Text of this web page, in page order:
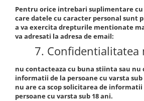
Pentru orice intrebari suplimentare
care datele cu caracter personal sunt
a va exercita drepturile mentionate
va adresati la adresa de email:
7.
nu contacteaza cu buna stiinta sau nu
informatii de la persoane cu varsta sub
nu are ca scop solicitarea de informatii
persoane cu varsta sub 18 ani.